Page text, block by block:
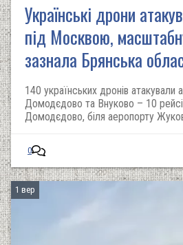
Українські дрони
під Москвою,
зазнала Брянська
140 українських дронів
Домодєдово та Внуково – 10
Домодєдово, біля аеропорту
0
1 вер